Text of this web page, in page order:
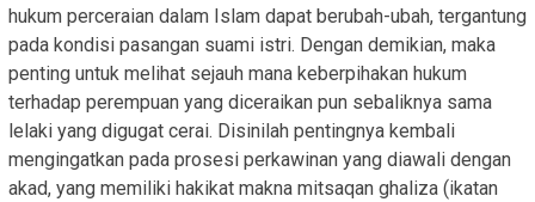
hukum perceraian dalam Islam dapat berubah-ubah, tergantung
pada kondisi pasangan suami istri. Dengan demikian, maka
penting untuk melihat sejauh mana keberpihakan hukum
terhadap perempuan yang diceraikan pun sebaliknya sama
lelaki yang digugat cerai. Disinilah pentingnya kembali
mengingatkan pada prosesi perkawinan yang diawali dengan
akad, yang memiliki hakikat makna mitsaqan ghaliza (ikatan